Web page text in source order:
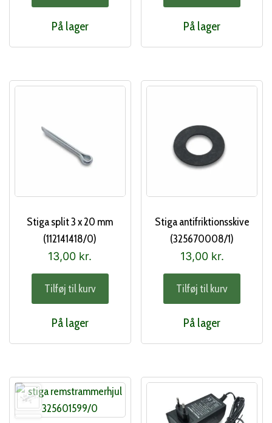
På lager På lager
Stiga split 3 x 20 mm
(112141418/0)
13,00 kr.
Tilføj til kurv
På lager
Stiga antifriktionsskive
(325670008/1)
13,00 kr.
Tilføj til kurv
På lager